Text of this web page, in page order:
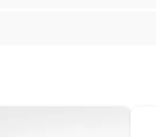
diferentes, otras con